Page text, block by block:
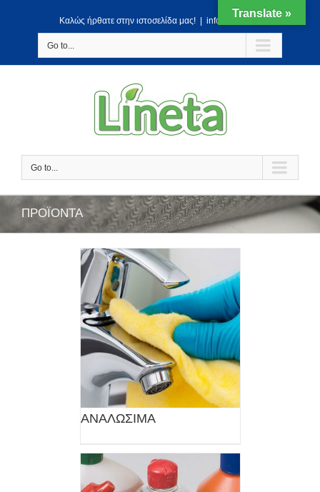
Kαλώς ήρθατε στην ιστοσελίδα μας! info@lineta.gr
Go to...
Go to...
ΠΡΟΪΟΝΤΑ
ΑΝΑΛΩΣΙΜΑ
Translate »